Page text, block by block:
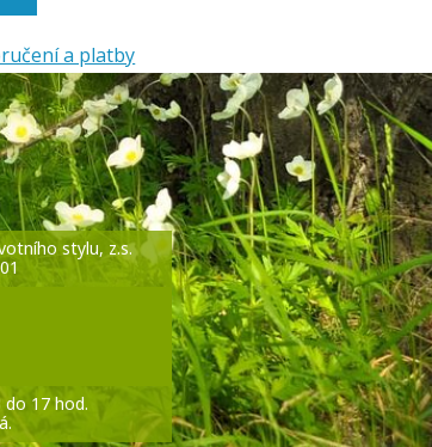
a platby
stylu, z.s.
17 hod.